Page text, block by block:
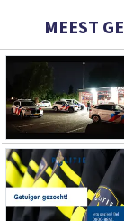
MEEST